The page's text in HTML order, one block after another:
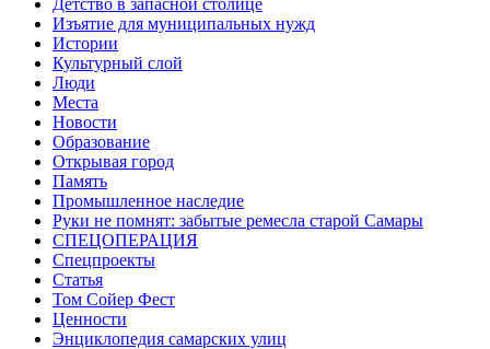
Изъятие для муниципальных нужд
Истории
Культурный слой
Люди
Места
Новости
Образование
Открывая город
Память
Промышленное наследие
Руки не помнят: забытые ремесла старой Самары
СПЕЦОПЕРАЦИЯ
Спецпроекты
Статья
Том Сойер Фест
Ценности
Энциклопедия самарских улиц